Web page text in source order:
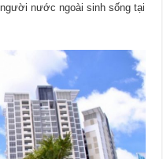
nước ngoài sinh sống tại